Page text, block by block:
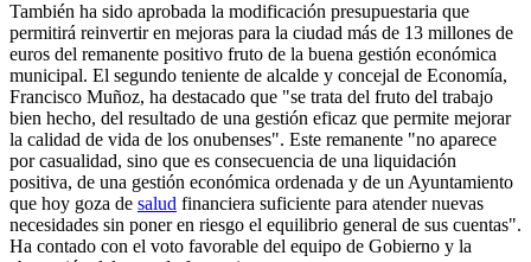
También ha sido aprobada la modificación presupuestaria que
permitirá reinvertir en mejoras para la ciudad más de 13 millones de
euros del remanente positivo fruto de la buena gestión económica
municipal. El segundo teniente de alcalde y concejal de Economía,
Francisco Muñoz, ha destacado que "se trata del fruto del trabajo
bien hecho, del resultado de una gestión eficaz que permite mejorar
la calidad de vida de los onubenses". Este remanente "no aparece
por casualidad, sino que es consecuencia de una liquidación
positiva, de una gestión económica ordenada y de un Ayuntamiento
que hoy goza de salud financiera suficiente para atender nuevas
necesidades sin poner en riesgo el equilibrio general de sus cuentas".
Ha contado con el voto favorable del equipo de Gobierno y la